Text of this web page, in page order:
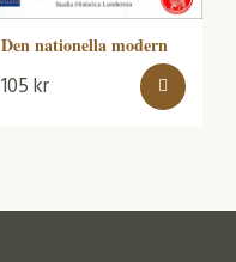
Den nationella modern
105kr